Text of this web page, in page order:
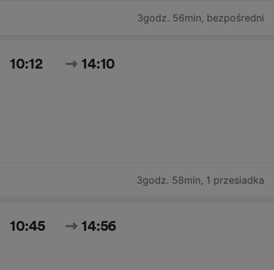
3godz. 56min, bezpośredni
10:12 14:10
3godz. 58min, 1 przesiadka
10:45 14:56